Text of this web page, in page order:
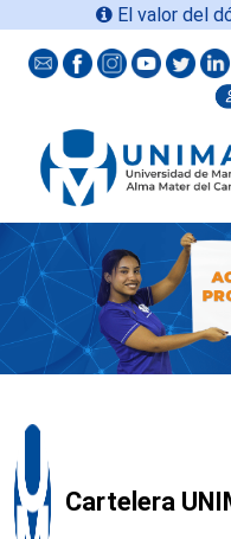
El valor del
Cartelera